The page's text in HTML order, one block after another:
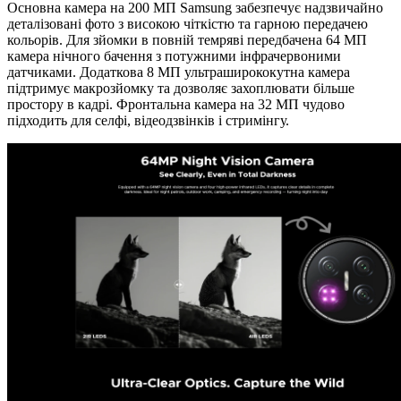
Основна камера на 200 МП Samsung забезпечує надзвичайно
деталізовані фото з високою чіткістю та гарною передачею
кольорів. Для зйомки в повній темряві передбачена 64 МП
камера нічного бачення з потужними інфрачервоними
датчиками. Додаткова 8 МП ультраширококутна камера
підтримує макрозйомку та дозволяє захоплювати більше
простору в кадрі. Фронтальна камера на 32 МП чудово
підходить для селфі, відеодзвінків і стримінгу.